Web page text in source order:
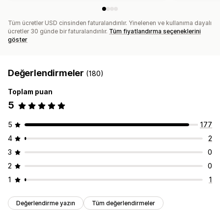
Tüm ücretler USD cinsinden faturalandırılır. Yinelenen ve kullanıma dayalı
ücretler 30 günde bir faturalandırılır. Tüm fiyatlandırma seçeneklerini
göster
Değerlendirmeler (180)
Toplam puan
5
5
177
4
2
3
0
2
0
1
1
Değerlendirme yazın Tüm değerlendirmeler